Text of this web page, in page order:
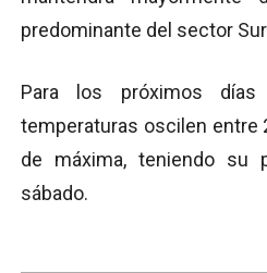
predominante del sector
Para los próximos
temperaturas oscilen entre
de máxima, teniendo su
sábado.